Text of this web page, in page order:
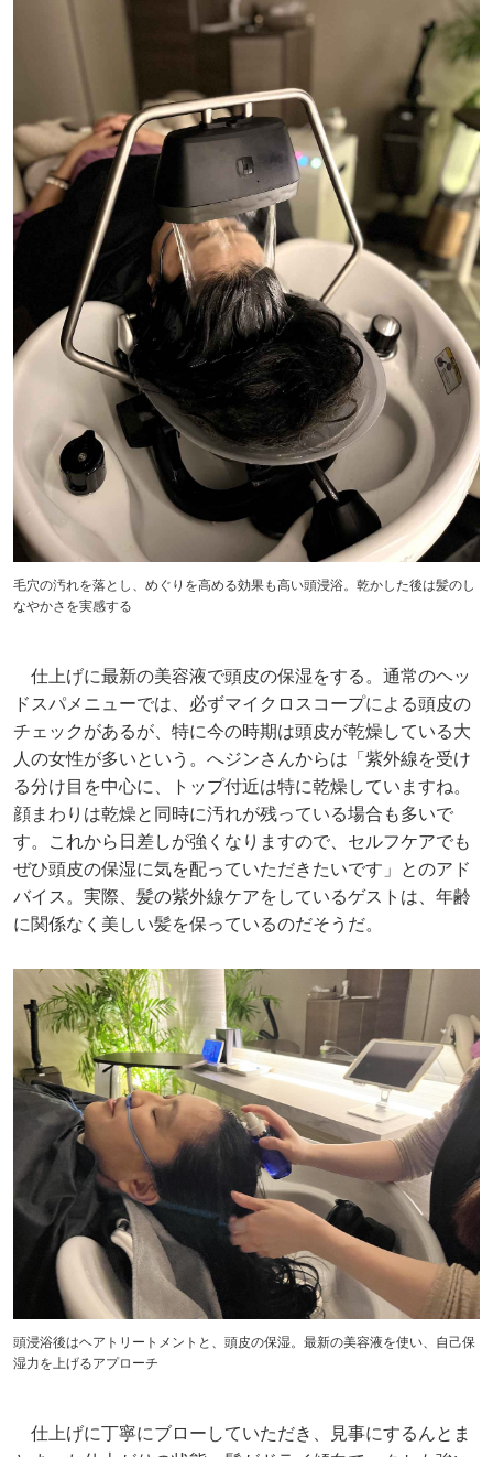
毛穴の汚れを落とし、めぐりを高める効果も高い頭浸浴。乾かした後は髪のし
なやかさを実感する
仕上げに最新の美容液で頭皮の保湿をする。通常のヘッ
ドスパメニューでは、必ずマイクロスコープによる頭皮の
チェックがあるが、特に今の時期は頭皮が乾燥している大
人の女性が多いという。へジンさんからは「紫外線を受け
る分け目を中心に、トップ付近は特に乾燥していますね。
顔まわりは乾燥と同時に汚れが残っている場合も多いで
す。これから日差しが強くなりますので、セルフケアでも
ぜひ頭皮の保湿に気を配っていただきたいです」とのアド
バイス。実際、髪の紫外線ケアをしているゲストは、年齢
に関係なく美しい髪を保っているのだそうだ。
頭浸浴後はヘアトリートメントと、頭皮の保湿。最新の美容液を使い、自己保
湿力を上げるアプローチ
仕上げに丁寧にブローしていただき、見事にするんとま